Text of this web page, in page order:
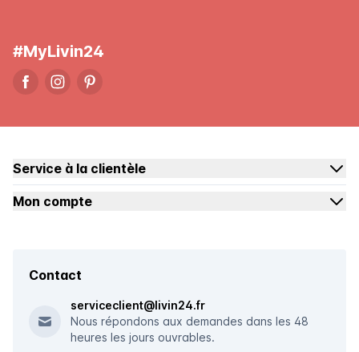
#MyLivin24
Service à la clientèle
Mon compte
Contact
serviceclient@livin24.fr
Nous répondons aux demandes dans les 48
heures les jours ouvrables.